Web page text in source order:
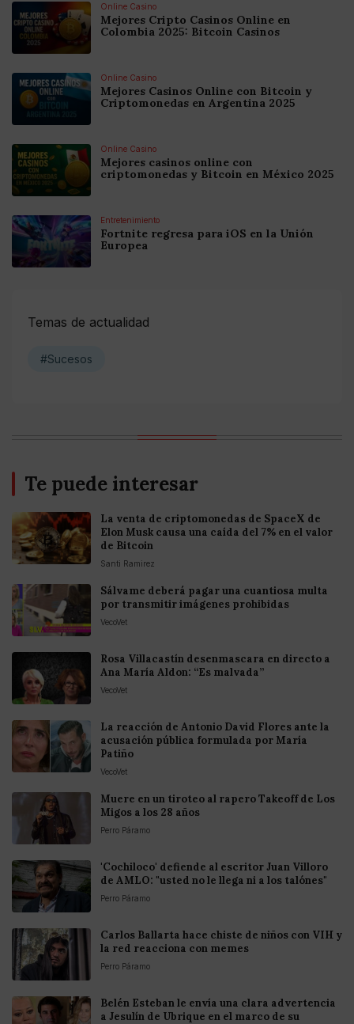
Online Casino
Mejores Cripto Casinos Online en
Colombia 2025: Bitcoin Casinos
Online Casino
Mejores Casinos Online con Bitcoin y
Criptomonedas en Argentina 2025
Online Casino
Mejores casinos online con
criptomonedas y Bitcoin en México 2025
Entretenimiento
Fortnite regresa para iOS en la Unión
Europea
Temas de actualidad
#Sucesos
Te puede interesar
La venta de criptomonedas de SpaceX de
Elon Musk causa una caída del 7% en el valor
de Bitcoin
Santi Ramirez
Sálvame deberá pagar una cuantiosa multa
por transmitir imágenes prohibidas
VecoVet
Rosa Villacastín desenmascara en directo a
Ana María Aldon: “Es malvada”
VecoVet
La reacción de Antonio David Flores ante la
acusación pública formulada por María
Patiño
VecoVet
Muere en un tiroteo al rapero Takeoff de Los
Migos a los 28 años
Perro Páramo
'Cochiloco' defiende al escritor Juan Villoro
de AMLO: "usted no le llega ni a los talónes"
Perro Páramo
Carlos Ballarta hace chiste de niños con VIH y
la red reacciona con memes
Perro Páramo
Belén Esteban le envía una clara advertencia
a Jesulín de Ubrique en el marco de su